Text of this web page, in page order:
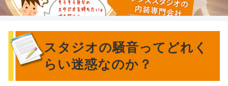
スタジオの騒音ってどれく
らい迷惑なのか？